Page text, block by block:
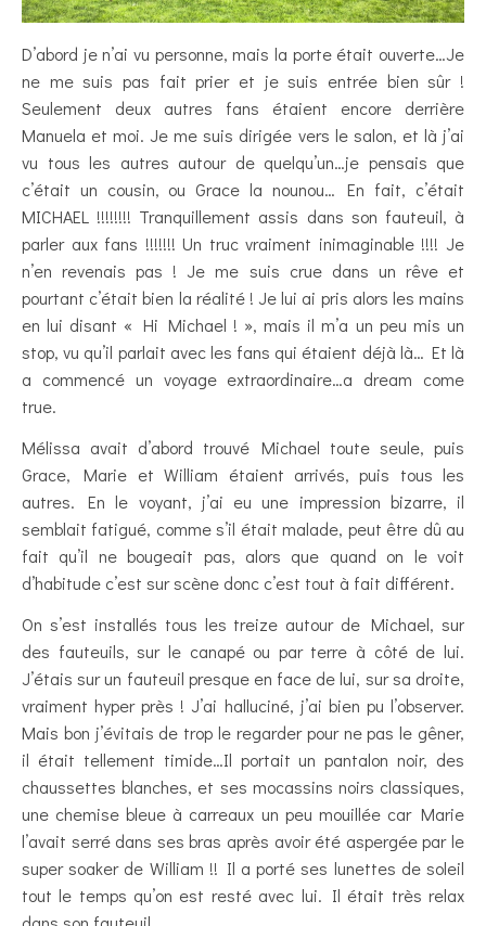
D’abord je n’ai vu personne, mais la porte était ouverte…Je
ne me suis pas fait prier et je suis entrée bien sûr !
Seulement deux autres fans étaient encore derrière
Manuela et moi. Je me suis dirigée vers le salon, et là j’ai
vu tous les autres autour de quelqu’un…je pensais que
c’était un cousin, ou Grace la nounou… En fait, c’était
MICHAEL !!!!!!!! Tranquillement assis dans son fauteuil, à
parler aux fans !!!!!!! Un truc vraiment inimaginable !!!! Je
n’en revenais pas ! Je me suis crue dans un rêve et
pourtant c’était bien la réalité ! Je lui ai pris alors les mains
en lui disant « Hi Michael ! », mais il m’a un peu mis un
stop, vu qu’il parlait avec les fans qui étaient déjà là… Et là
a commencé un voyage extraordinaire…a dream come
true.
Mélissa avait d’abord trouvé Michael toute seule, puis
Grace, Marie et William étaient arrivés, puis tous les
autres. En le voyant, j’ai eu une impression bizarre, il
semblait fatigué, comme s’il était malade, peut être dû au
fait qu’il ne bougeait pas, alors que quand on le voit
d’habitude c’est sur scène donc c’est tout à fait différent.
On s’est installés tous les treize autour de Michael, sur
des fauteuils, sur le canapé ou par terre à côté de lui.
J’étais sur un fauteuil presque en face de lui, sur sa droite,
vraiment hyper près ! J’ai halluciné, j’ai bien pu l’observer.
Mais bon j’évitais de trop le regarder pour ne pas le gêner,
il était tellement timide…Il portait un pantalon noir, des
chaussettes blanches, et ses mocassins noirs classiques,
une chemise bleue à carreaux un peu mouillée car Marie
l’avait serré dans ses bras après avoir été aspergée par le
super soaker de William !! Il a porté ses lunettes de soleil
tout le temps qu’on est resté avec lui. Il était très relax